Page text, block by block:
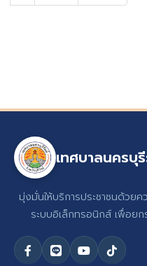
เทศบาลนครบุ
มุ่งมั่นให้บริการประชาชนด้วย
ระบบอิเล็กทรอนิกส์ เพื่อย